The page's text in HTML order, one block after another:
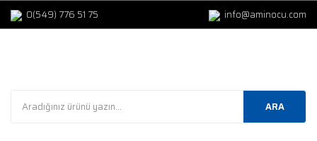
0(549) 776 51 75 info@aminocu.com
ARA